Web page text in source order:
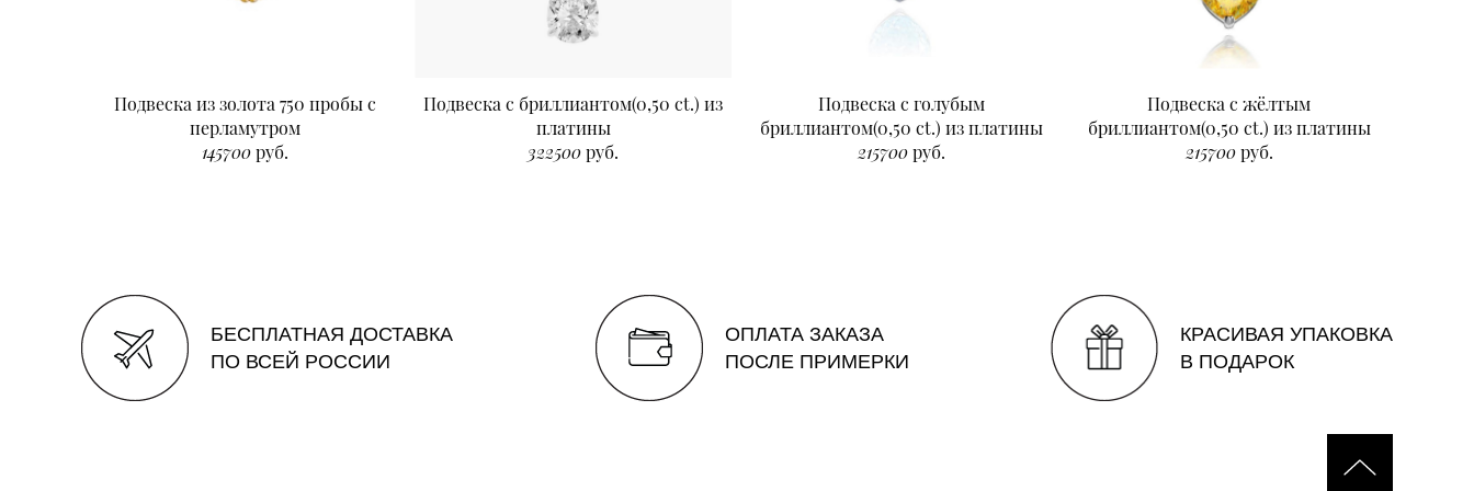
Подвеска из золота 750 пробы с
перламутром
145700руб.
Подвеска с бриллиантом(0,50 ct.) из
платины
322500руб.
Подвеска с голубым
бриллиантом(0,50 ct.) из платины
215700руб.
Подвеска с жёлтым
бриллиантом(0,50 ct.) из платины
215700руб.
БЕСПЛАТНАЯ ДОСТАВКА
ПО ВСЕЙ РОССИИ
ОПЛАТА ЗАКАЗА
ПОСЛЕ ПРИМЕРКИ
КРАСИВАЯ УПАКОВКА
В ПОДАРОК